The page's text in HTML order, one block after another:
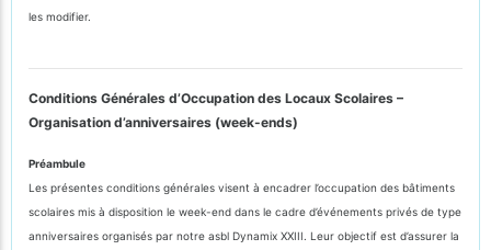
les modifier.
Conditions Générales d’Occupation des Locaux Scolaires –
Organisation d’anniversaires (week-ends)
Préambule
Les présentes conditions générales visent à encadrer l’occupation des bâtiments
scolaires mis à disposition le week-end dans le cadre d’événements privés de type
anniversaires organisés par notre asbl Dynamix XXIII. Leur objectif est d’assurer la